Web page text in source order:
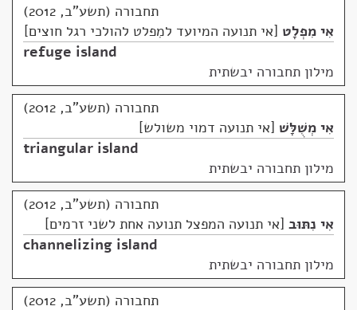
תחבורה (תשע"ב, 2012)
אִי מִפְלָט אי תנועה המיועד למִפלט להולכי רגל חוצים
refuge island
מילון תחבורה יבשתית
תחבורה (תשע"ב, 2012)
אִי מְשֻׁלָּשׁ אי תנועה דמוי משולש
triangular island
מילון תחבורה יבשתית
תחבורה (תשע"ב, 2012)
אִי נִתּוּב אי תנועה המפצל תנועה אחת לשני זרמים
channelizing island
מילון תחבורה יבשתית
תחבורה (תשע"ב, 2012)